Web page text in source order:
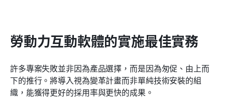
勞動力互動軟體的實施最佳實務
許多專案失敗並非因為產品選擇，而是因為匆促、由上而
下的推行。將導入視為變革計畫而非單純技術安裝的組
織，能獲得更好的採用率與更快的成果。